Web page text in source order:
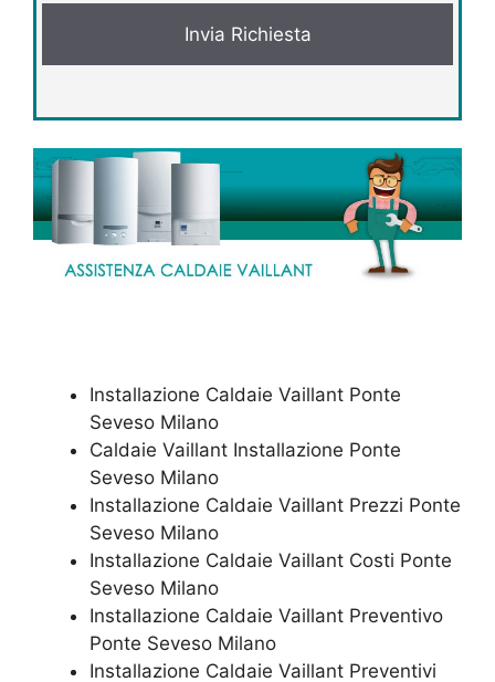
Installazione Caldaie Vaillant Ponte
Seveso Milano
Caldaie Vaillant Installazione Ponte
Seveso Milano
Installazione Caldaie Vaillant Prezzi Ponte
Seveso Milano
Installazione Caldaie Vaillant Costi Ponte
Seveso Milano
Installazione Caldaie Vaillant Preventivo
Ponte Seveso Milano
Installazione Caldaie Vaillant Preventivi